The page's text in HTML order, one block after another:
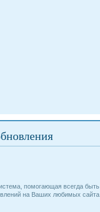
помогающая всегда быть
на Ваших любимых сайта.